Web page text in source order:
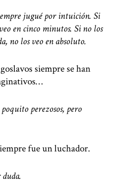
jugué por intuición. Si
en cinco minutos. Si no los
no los veo en absoluto.
siempre se han
perezosos, pero
fue un luchador.